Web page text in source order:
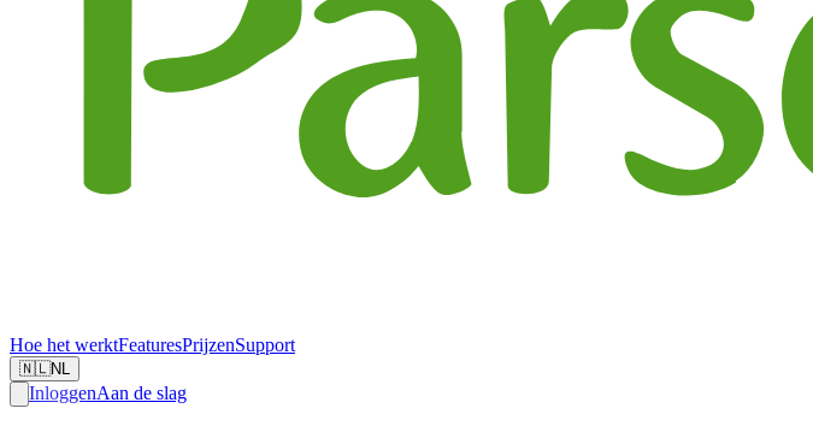
Hoe het werktFeaturesPrijzenSupport
🇳🇱NL
InloggenAan de slag